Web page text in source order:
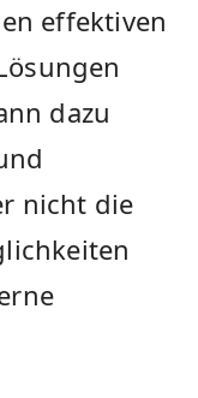
effektiven
dazu
nicht die